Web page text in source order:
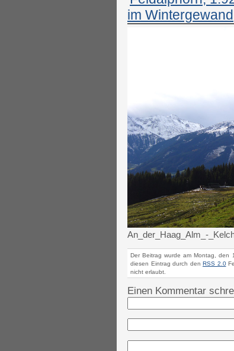
im Wintergewand
An_der_Haag_Alm_-
Der Beitrag wurde am Montag, den
diesen Eintrag durch den RSS 2.0
nicht erlaubt.
Einen Kommentar